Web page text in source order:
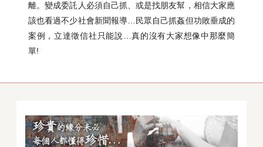
離。變成委託人必須自己抓、或是找朋友幫，相信大家應
該也看過不少社會新聞報導…民眾自己抓姦但功敗垂成的
案例，立達徵信社只能說…真的沒有大家想像中那麼簡
單!